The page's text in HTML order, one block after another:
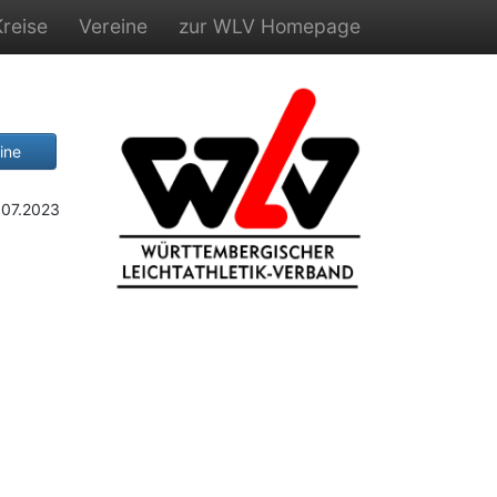
Vereine zur WLV Homepage